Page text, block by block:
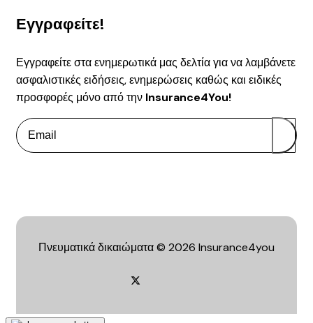
Εγγραφείτε!
Εγγραφείτε στα ενημερωτικά μας δελτία για να λαμβάνετε
ασφαλιστικές ειδήσεις, ενημερώσεις καθώς και ειδικές
προσφορές μόνο από την Insurance4You!
Πνευματικά δικαιώματα © 2026 Insurance4you